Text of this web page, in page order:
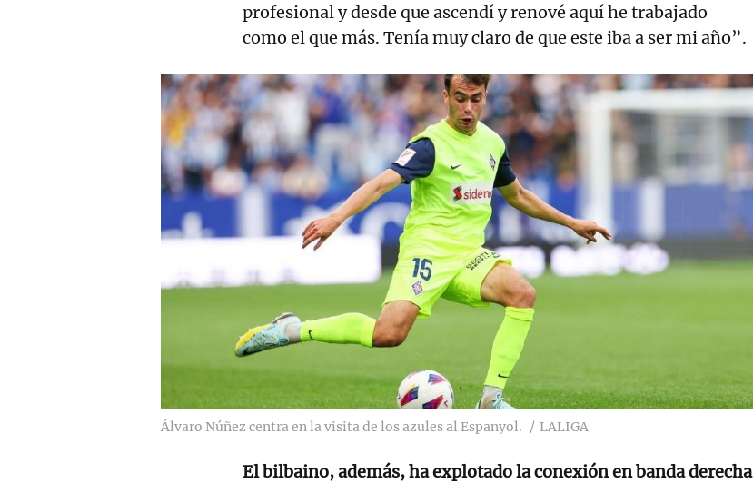
profesional y desde que ascendí y renové aquí he trabajado
como el que más. Tenía muy claro de que este iba a ser mi año”.
Álvaro Núñez centra en la visita de los azules al Espanyol. LALIGA
El bilbaino, además, ha explotado la conexión en banda derecha